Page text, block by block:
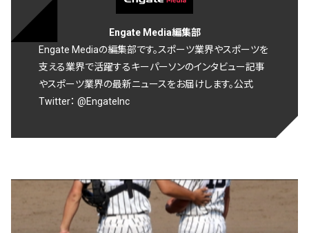
Engate Media編集部
Engate Mediaの編集部です。スポーツ業界やスポーツを
支える業界で活躍するキーパーソンのインタビュー記事
やスポーツ業界の最新ニュースをお届けします。公式
Twitter： @EngateInc